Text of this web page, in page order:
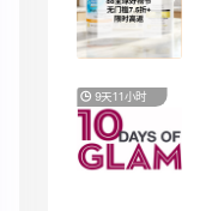
23天20小时